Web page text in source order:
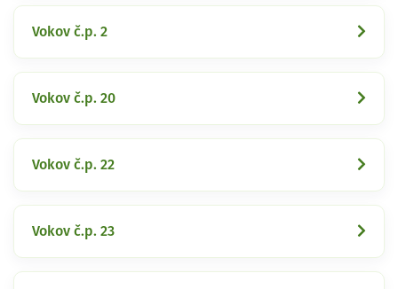
Vokov č.p. 2
Vokov č.p. 20
Vokov č.p. 22
Vokov č.p. 23